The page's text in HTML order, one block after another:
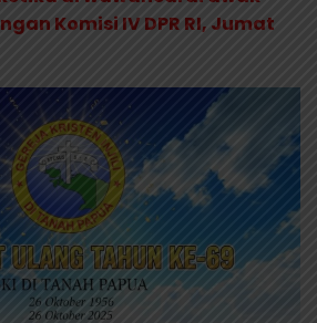
Komisi IV DPR RI, Jumat